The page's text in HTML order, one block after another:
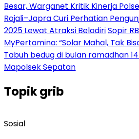
Besar, Warganet Kritik Kinerja
Rojali–Japra Curi Perhatian
2025 Lewat Atraksi BeladiriSopir
MyPertamina: “Solar Mahal, Tak
Tabuh bedug di bulan ramadhan
Mapolsek Sepatan
Topikgrib
Sosial